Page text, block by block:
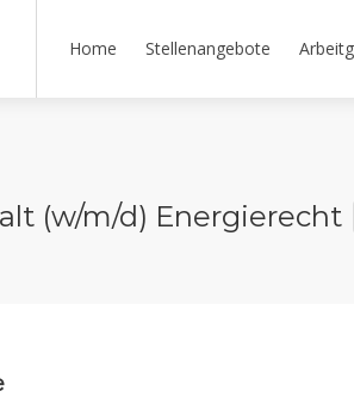
Home Stellenangebote
(w/m/d) Energierecht